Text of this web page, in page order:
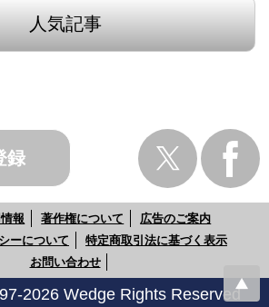
人気記事
録
報 著作権について
広告のご案内
ーについて
特定商取引法に基づく表示
お問い合わせ
2026 Wedge Rights Reserved